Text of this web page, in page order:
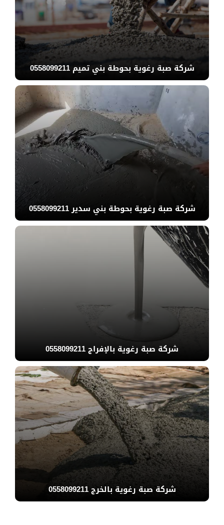
شركة صبة رغوية بحوطة بني تميم 0558099211
شركة صبة رغوية بحوطة بني سدير 0558099211
شركة صبة رغوية بالإفراج 0558099211
شركة صبة رغوية بالخرج 0558099211